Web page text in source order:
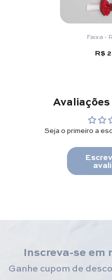
Faixa -
R$
Seja o primeiro a
Inscreva-se em
Ganhe cupom de